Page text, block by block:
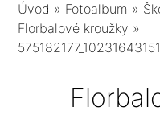
Úvod » Fotoalbum »
Florbalové kroužky »